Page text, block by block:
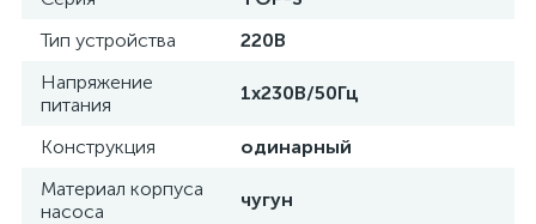
Тип устройства
220В
Напряжение
питания
1х230В/50Гц
Конструкция
одинарный
Материал корпуса
насоса
чугун